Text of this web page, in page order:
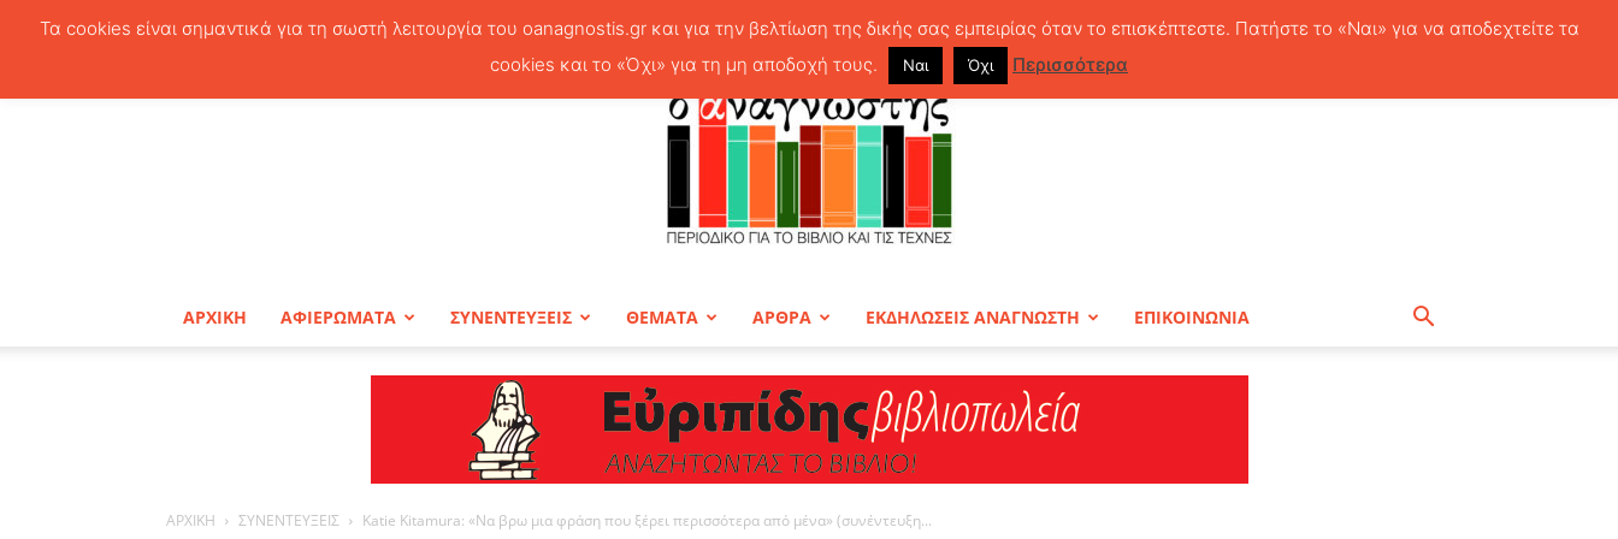
Ο
ΑΡΧΙΚΗ ΑΦΙΕΡΩΜΑΤΑ ΣΥΝΕΝΤΕΥΞΕΙΣ ΘΕΜΑΤΑ ΑΡΘΡΑ ΕΚΔΗΛΩΣΕΙΣ ΑΝΑΓΝΩΣΤΗ ΕΠΙΚΟΙΝΩΝΙΑ
ΑΡΧΙΚΗ ΣΥΝΕΝΤΕΥΞΕΙΣ Katie Kitamura: «Να βρω μια φράση που ξέρει περισσότερα από μένα» (συνέντευξη...
Τα cookies είναι σημαντικά για τη σωστή λειτουργία του oanagnostis.gr και για την βελτίωση της δικής σας εμπειρίας όταν το επισκέπτεστε. Πατήστε το «Ναι» για να αποδεχτείτε τα
cookies και το «Όχι» για τη μη αποδοχή τους.
Ναι Όχι Περισσότερα